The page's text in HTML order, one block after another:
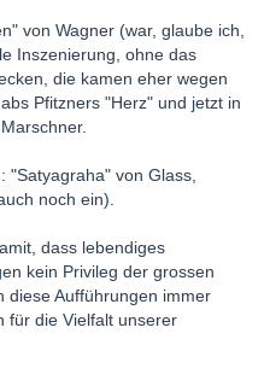
von Wagner (war, glaube ich,
Inszenierung, ohne das
die kamen eher wegen
Pfitzners "Herz" und jetzt in
"Satyagraha" von Glass,
noch ein).
dass lebendiges
kein Privileg der grossen
diese Aufführungen immer
für die Vielfalt unserer